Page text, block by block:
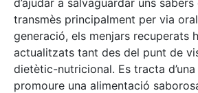
transmès principalment per via
generació, els menjars recuperats
actualitzats tant des del punt de
dietètic-nutricional. Es tracta
promoure una alimentació